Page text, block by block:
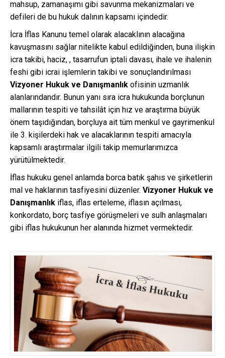
mahsup, zamanaşımı gibi savunma mekanizmaları ve
defileri de bu hukuk dalının kapsamı içindedir.
İcra İflas Kanunu temel olarak alacaklının alacağına
kavuşmasını sağlar nitelikte kabul edildiğinden, buna ilişkin
icra takibi, haciz, , tasarrufun iptali davası, ihale ve ihalenin
feshi gibi icrai işlemlerin takibi ve sonuçlandırılması
Vizyoner Hukuk ve Danışmanlık ofisinin uzmanlık
alanlarındandır. Bunun yanı sıra icra hukukunda borçlunun
mallarının tespiti ve tahsilât için hız ve araştırma büyük
önem taşıdığından, borçluya ait tüm menkul ve gayrimenkul
ile 3. kişilerdeki hak ve alacaklarının tespiti amacıyla
kapsamlı araştırmalar ilgili takip memurlarımızca
yürütülmektedir.
İflas hukuku genel anlamda borca batık şahıs ve şirketlerin
mal ve haklarının tasfiyesini düzenler. Vizyoner Hukuk ve
Danışmanlık iflas, iflas erteleme, iflasın açılması,
konkordato, borç tasfiye görüşmeleri ve sulh anlaşmaları
gibi iflas hukukunun her alanında hizmet vermektedir.